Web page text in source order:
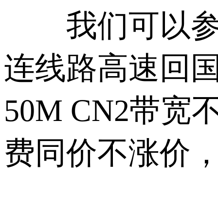
我们可以参
连线路高速回
50M CN2带宽
费同价不涨价